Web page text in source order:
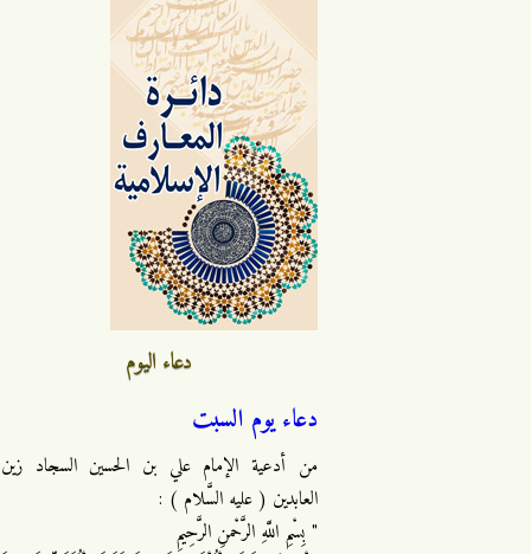
دعاء اليوم
دعاء يوم السبت
من أدعية الإمام علي بن الحسين السجاد زين
العابدين ( عليه السَّلام ) :
" بِسْمِ اللَّهِ الرَّحْمنِ الرَّحِيمِ